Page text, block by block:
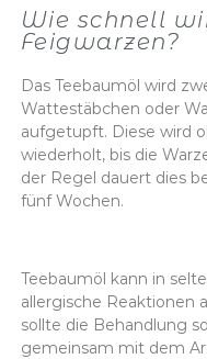
Wie schnell
Feigwarzen?
Das Teebaumöl wird
Wattestäbchen oder
aufgetupft. Diese wird
wiederholt, bis die
der Regel dauert dies
fünf Wochen.
Teebaumöl kann in
allergische Reaktionen
sollte die Behandlung
gemeinsam mit dem